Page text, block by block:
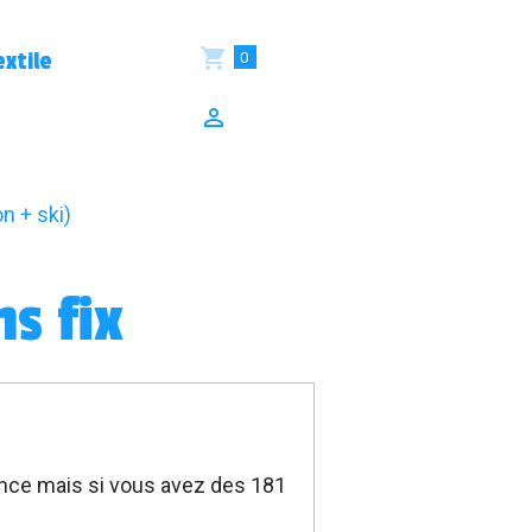
0
+ ski)
fix
mais si vous avez des 181